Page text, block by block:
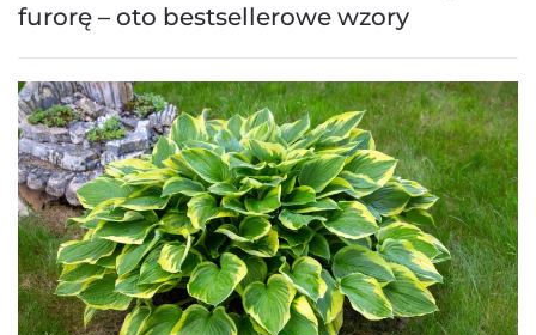
furorę – oto bestsellerowe wzory